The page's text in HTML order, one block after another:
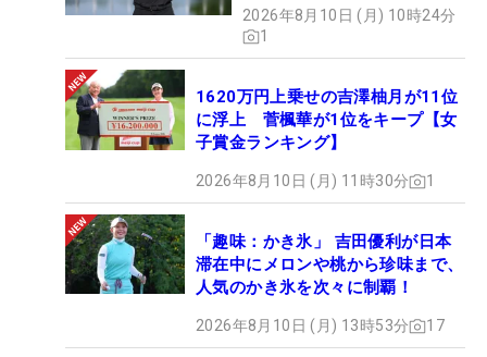
「いい意味で右サイドが高い」右肩の位置に注目 （撮影：田中宏幸）
一般的には右肩が高い位置にあると、上半身が開く
2026年8月10日 (月) 10時24分
1
1620万円上乗せの吉澤柚月が11位
に浮上 菅楓華が1位をキープ【女
子賞金ランキング】
2026年8月10日 (月) 11時30分 1
「趣味：かき氷」 吉田優利が日本
滞在中にメロンや桃から珍味まで、
人気のかき氷を次々に制覇！
2026年8月10日 (月) 13時53分 17